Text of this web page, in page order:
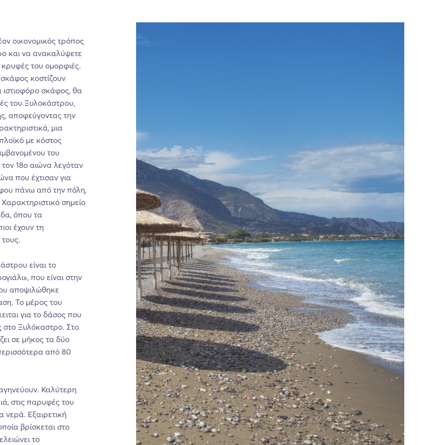
οικονομικός τρόπος
και να ανακαλύψετε
κρυφές του ομορφιές.
κοστίζουν
ιστιοφόρο σκάφος, θα
του Ξυλοκάστρου,
αποφεύγοντας την
μια
με κόστος
του
18ο αιώνα λεγόταν
που έχτισαν για
πάνω από την πόλη,
σημείο
όπου τα
έχουν τη
είναι το
που είναι στην
αποψιλώθηκε
Το μέρος του
για το δάσος που
στο Ξυλόκαστρο. Στο
σε μήκος τα δύο
από 80
Καλύτερη
στις παρυφές του
Εξαιρετική
βρίσκεται στο
το